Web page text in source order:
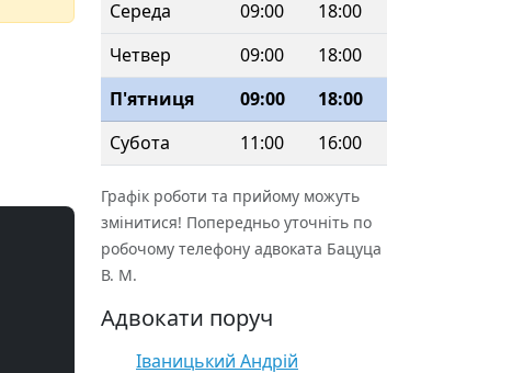
Середа
09:00
18:00
Четвер
09:00
18:00
П'ятниця
09:00
18:00
Субота
11:00 16:00
Графік роботи та прийому можуть
змінитися! Попередньо уточніть по
робочому телефону адвоката Бацуца
В. М.
Адвокати поруч
Іваницький Андрій